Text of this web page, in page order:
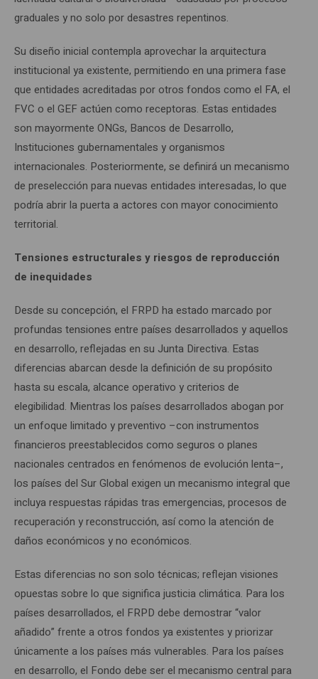
graduales y no solo por desastres repentinos.
Su diseño inicial contempla aprovechar la arquitectura
institucional ya existente, permitiendo en una primera fase
que entidades acreditadas por otros fondos como el FA, el
FVC o el GEF actúen como receptoras. Estas entidades
son mayormente ONGs, Bancos de Desarrollo,
Instituciones gubernamentales y organismos
internacionales. Posteriormente, se definirá un mecanismo
de preselección para nuevas entidades interesadas, lo que
podría abrir la puerta a actores con mayor conocimiento
territorial.
Tensiones estructurales y riesgos de reproducción
de inequidades
Desde su concepción, el FRPD ha estado marcado por
profundas tensiones entre países desarrollados y aquellos
en desarrollo, reflejadas en su Junta Directiva. Estas
diferencias abarcan desde la definición de su propósito
hasta su escala, alcance operativo y criterios de
elegibilidad. Mientras los países desarrollados abogan por
un enfoque limitado y preventivo –con instrumentos
financieros preestablecidos como seguros o planes
nacionales centrados en fenómenos de evolución lenta–,
los países del Sur Global exigen un mecanismo integral que
incluya respuestas rápidas tras emergencias, procesos de
recuperación y reconstrucción, así como la atención de
daños económicos y no económicos.
Estas diferencias no son solo técnicas; reflejan visiones
opuestas sobre lo que significa justicia climática. Para los
países desarrollados, el FRPD debe demostrar “valor
añadido” frente a otros fondos ya existentes y priorizar
únicamente a los países más vulnerables. Para los países
en desarrollo, el Fondo debe ser el mecanismo central para